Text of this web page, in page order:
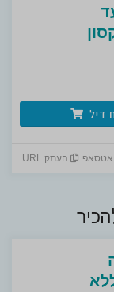
דיל
העתק URL